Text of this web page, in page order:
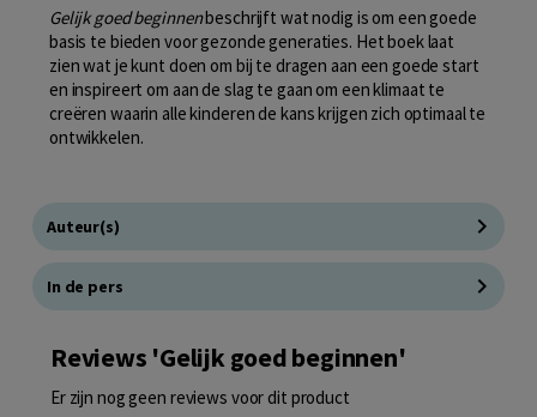
Gelijk goed beginnenbeschrijft wat nodig is om een goede
basis te bieden voor gezonde generaties. Het boek laat
zien wat je kunt doen om bij te dragen aan een goede start
en inspireert om aan de slag te gaan om een klimaat te
creëren waarin alle kinderen de kans krijgen zich optimaal te
ontwikkelen.
Auteur(s)
In de pers
Reviews 'Gelijk goed beginnen'
Er zijn nog geen reviews voor dit product